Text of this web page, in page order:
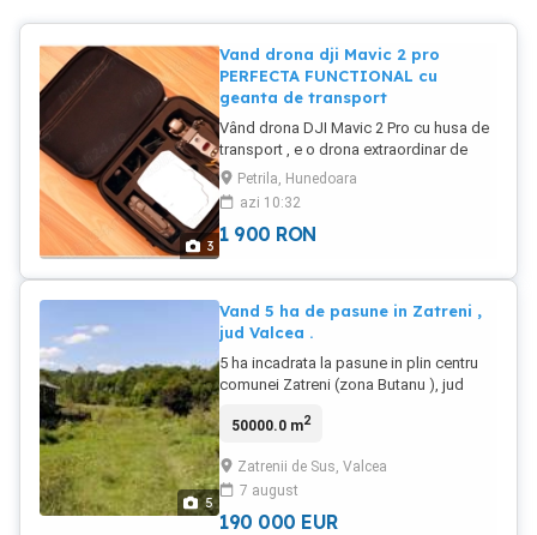
3
Vand drona dji Mavic 2 pro
PERFECTA FUNCTIONAL cu
geanta de transport
Vând drona DJI Mavic 2 Pro cu husa de
transport , e o drona extraordinar de
stabila pe orice vant .în stare foarte
bună, fără defecte. Este perfect
funcțională și în condiții excelente. Se
acceptă orice testare , Prefer predare
functionare impecabila in fata
cumparatorului . . Senzor CMOS de 1
inch Senzorul CMOS de 1 inch, Senzorul
mai mare aduce, de asemenea, o
performanta mai buna in medii cu
lumina scazuta, cu o gama ISO extinsa,
asemenea, fotografii HDR imbunatatite,
secventa de fotografii pentru o gama
dinamica mai ridicata, oferind o claritate
crescuta a imaginii
Petrila, Hunedoara
azi 10:32
1 900 RON
5
Vand 5 ha de pasune in Zatreni ,
jud Valcea .
5 ha incadrata la pasune in plin centru
comunei Zatreni (zona Butanu ), jud
170m . Terenul are acces la drumul
aproximativa de 20-30 m . Pretul este de
12 euro pe mp. De asemenea mai este
la vanzare 1500mp in comuna
50000.0 m2
Zatrenii de Sus, Valcea
7 august
190 000 EUR